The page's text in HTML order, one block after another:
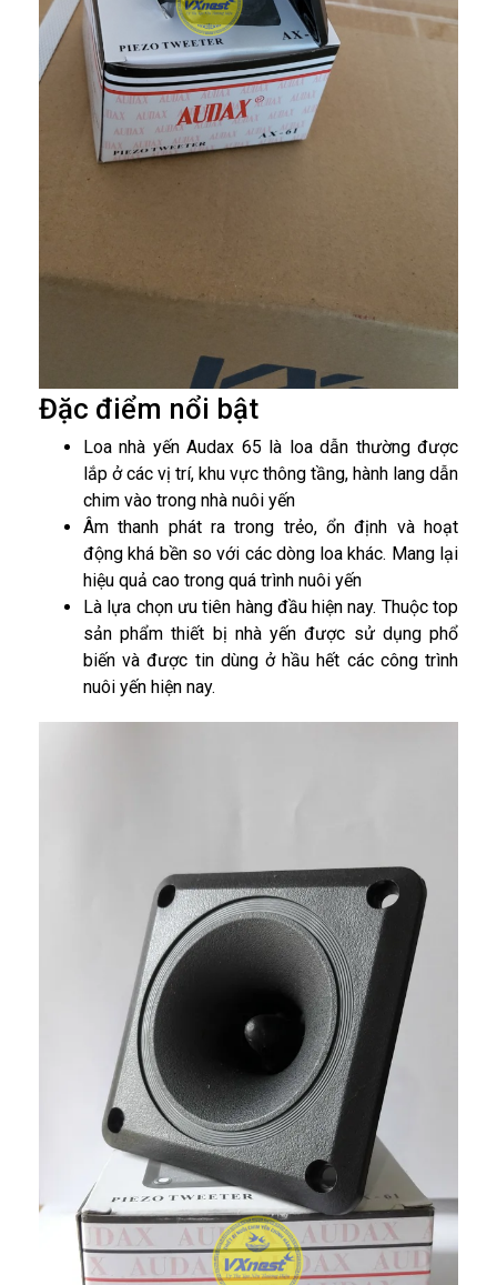
Đặc điểm nổi bật
Loa nhà yến Audax 65 là loa dẫn thường được
lắp ở các vị trí, khu vực thông tầng, hành lang dẫn
chim vào trong nhà nuôi yến
Âm thanh phát ra trong trẻo, ổn định và hoạt
động khá bền so với các dòng loa khác. Mang lại
hiệu quả cao trong quá trình nuôi yến
Là lựa chọn ưu tiên hàng đầu hiện nay. Thuộc top
sản phẩm thiết bị nhà yến được sử dụng phổ
biến và được tin dùng ở hầu hết các công trình
nuôi yến hiện nay.